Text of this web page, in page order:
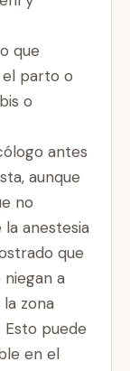
que
parto o
o
antes
aunque
no
anestesia
que
niegan a
zona
Esto puede
en el